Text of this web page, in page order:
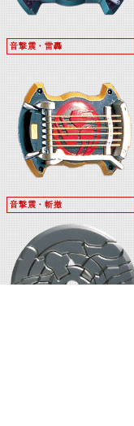
音撃震・雷轟
音撃震・斬撤